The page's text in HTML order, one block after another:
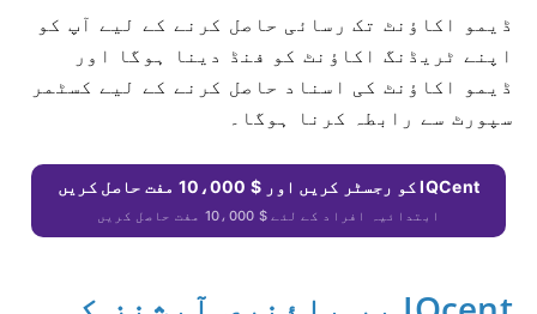
ڈیمو اکاؤنٹ تک رسائی حاصل کرنے کے لیے آپ کو
اپنے ٹریڈنگ اکاؤنٹ کو فنڈ دینا ہوگا اور
ڈیمو اکاؤنٹ کی اسناد حاصل کرنے کے لیے کسٹمر
سپورٹ سے رابطہ کرنا ہوگا۔
IQCent کو رجسٹر کریں اور $ 10،000 مفت حاصل کریں
ابتدائیہ افراد کے لئے $ 10،000 مفت حاصل کریں